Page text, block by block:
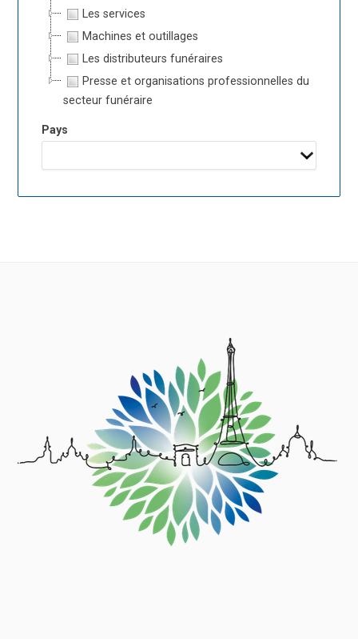
Les services
Machines et outillages
Les distributeurs funéraires
Presse et organisations professionnelles du
secteur funéraire
Pays